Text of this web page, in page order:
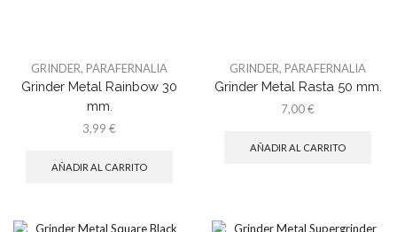
GRINDER, PARAFERNALIA
Grinder Metal Rainbow 30
mm.
3,99 €
AÑADIR AL CARRITO
GRINDER, PARAFERNALIA
Grinder Metal Rasta 50 mm.
7,00€
AÑADIR AL CARRITO